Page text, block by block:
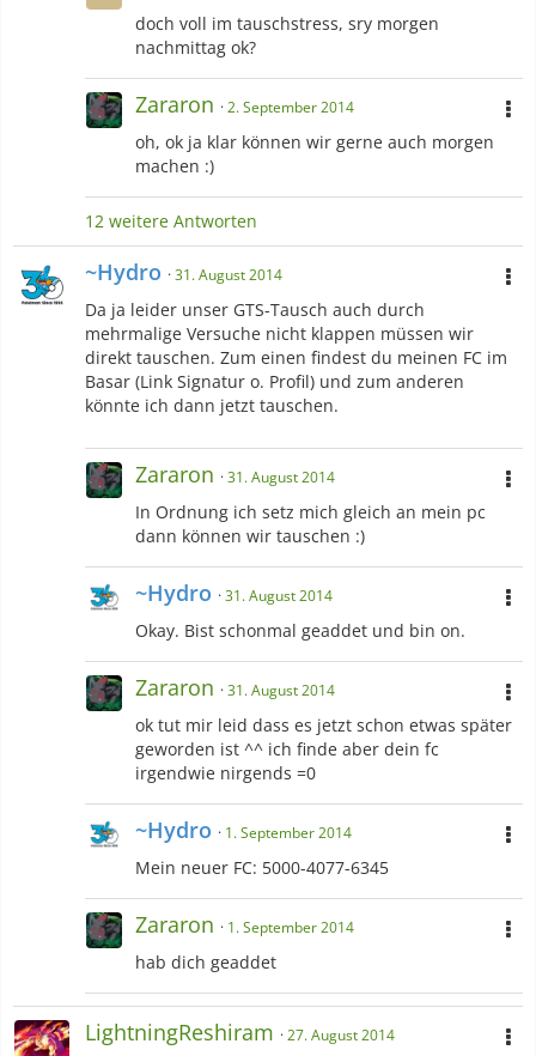
doch voll im tauschstress, sry morgen
nachmittag ok?
Zararon 2. September 2014
oh, ok ja klar können wir gerne auch morgen
machen :)
12 weitere Antworten
~Hydro 31. August 2014
Da ja leider unser GTS-Tausch auch durch
mehrmalige Versuche nicht klappen müssen wir
direkt tauschen. Zum einen findest du meinen FC im
Basar (Link Signatur o. Profil) und zum anderen
könnte ich dann jetzt tauschen.
Zararon 31. August 2014
In Ordnung ich setz mich gleich an mein pc
dann können wir tauschen :)
~Hydro 31. August 2014
Okay. Bist schonmal geaddet und bin on.
Zararon 31. August 2014
ok tut mir leid dass es jetzt schon etwas später
geworden ist ^^ ich finde aber dein fc
irgendwie nirgends =0
~Hydro 1. September 2014
Mein neuer FC: 5000-4077-6345
Zararon 1. September 2014
hab dich geaddet
LightningReshiram 27. August 2014